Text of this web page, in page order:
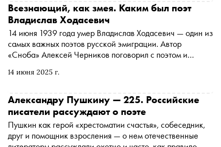
отличается от французского, почему отечественных
представителей направления принято разделять на
«младших» и «старших», за что символистов обвиняют в
пошлости и пустоте, в чем Фет опередил Верлена и чем
русская литература обязана Бальмонту и его
экзальтированным единомышленникам
14 июня 2025 г.
Всезнающий, как змея. Каким был поэт
Владислав Ходасевич
14 июня 1939 года умер Владислав Ходасевич — один из
самых важных поэтов русской эмиграции. Автор
«Сноба» Алексей Черников поговорил с поэтом и
чем Ходасевич похож на Сальери и близок к
сборники графоманских стихов, почему перестал писать
стихи сам и можно ли считать его самым умным и самым
злым русским литератором.
Александру Пушкину — 225. Российские
писатели рассуждают о поэте
Пушкин как герой «хрестоматии счастья», собеседник,
друг и помощник взросления — о нем отечественные